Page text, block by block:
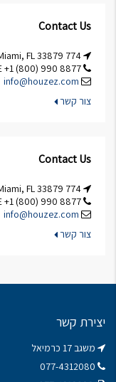
Contact Us
info@houzez.com
צור קשר
Contact Us
info@houzez.com
צור קשר
יצירת קשר
משגב 17 כרמיאל